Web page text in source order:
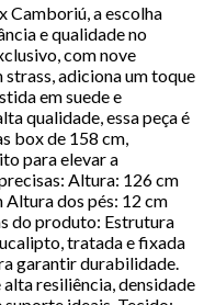
Camboriú, a escolha
e qualidade no
com nove
adiciona um toque
em suede e
qualidade, essa peça é
box de 158 cm,
para elevar a
Altura: 126 cm
dos pés: 12 cm
do produto: Estrutura
tratada e fixada
garantir durabilidade.
resiliência, densidade